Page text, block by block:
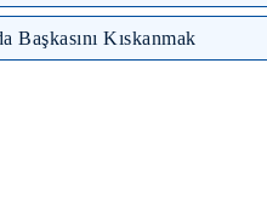
Başkasını Kıskanmak